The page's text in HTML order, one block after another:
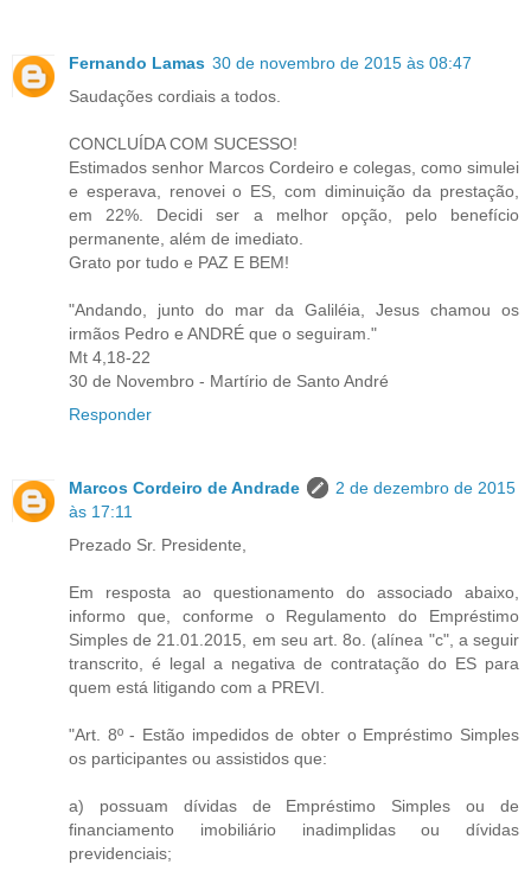
Fernando Lamas 30 de novembro de 2015 às 08:47
Saudações cordiais a todos.
CONCLUÍDA COM SUCESSO!
Estimados senhor Marcos Cordeiro e colegas, como simulei
e esperava, renovei o ES, com diminuição da prestação,
em 22%. Decidi ser a melhor opção, pelo benefício
permanente, além de imediato.
Grato por tudo e PAZ E BEM!
"Andando, junto do mar da Galiléia, Jesus chamou os
irmãos Pedro e ANDRÉ que o seguiram."
Mt 4,18-22
30 de Novembro - Martírio de Santo André
Responder
Marcos Cordeiro de Andrade
2 de dezembro de 2015
às 17:11
Prezado Sr. Presidente,
Em resposta ao questionamento do associado abaixo,
informo que, conforme o Regulamento do Empréstimo
Simples de 21.01.2015, em seu art. 8o. (alínea "c", a seguir
transcrito, é legal a negativa de contratação do ES para
quem está litigando com a PREVI.
"Art. 8º - Estão impedidos de obter o Empréstimo Simples
os participantes ou assistidos que:
a) possuam dívidas de Empréstimo Simples ou de
financiamento imobiliário inadimplidas ou dívidas
previdenciais;